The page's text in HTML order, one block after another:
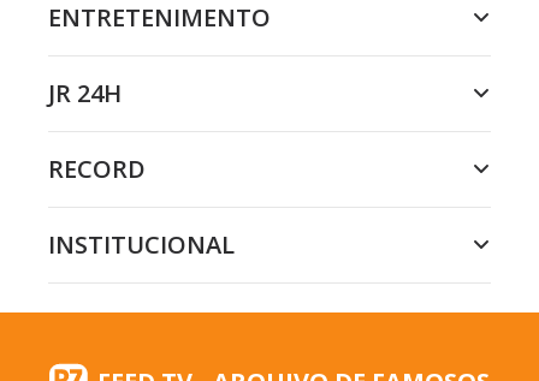
ENTRETENIMENTO
JR 24H
RECORD
INSTITUCIONAL